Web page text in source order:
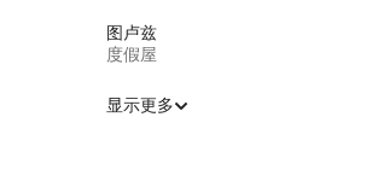
图卢兹
度假屋
显示更多